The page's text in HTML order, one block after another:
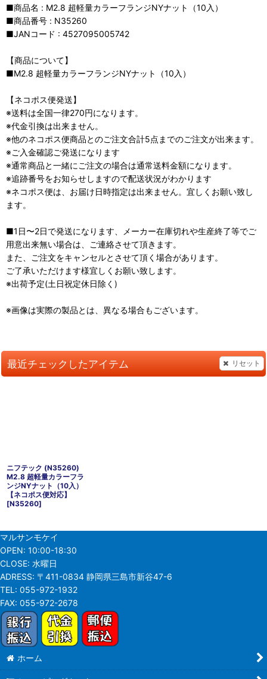
■商品名 : M2.8 超軽量カラーフランジNYナット（10入）
■商品番号 : N35260
■JANコード : 4527095005742
【商品について】
■M2.8 超軽量カラーフランジNYナット（10入）
【ネコポス便発送】
※送料は全国一律270円になります。
※代金引換は出来ません。
※他のネコポス便商品とのご注文合計5点までのご注文が出来ます。
※ご入金確認ご発送になります
※通常商品と一緒にご注文の場合は通常送料金額になります。
※追跡番号をお知らせしますので配送状況がわかります
※ネコポス便は、お届け日時指定は出来ません。宜しくお願い致し
ます。
■1日〜2日で発送になります、メーカー在庫切れや生産終了等でご
用意出来無い場合は、ご連絡させて頂きます。
また、ご注文をキャンセルとさせて頂く場合があります。
ご了承いただけます様宜しくお願い致します。
※出荷予定(土日祝定休日除く)
※画像は実際の製品とは、異なる場合もございます。
最近チェックしたアイテム リセット
ニフテック (N35260)
M2.8 超軽量カラーフラ
ンジNYナット（10入）
【ネコポス便対応】
[N35260]
マルサンモケイ
OPEN: 10:00-18:30
CLOSE: 水曜日
ADRESS: 〒411-0834 静岡県三島市新谷47-6
TEL: 055-972-1932
FAX: 055-972-2678
ホーム